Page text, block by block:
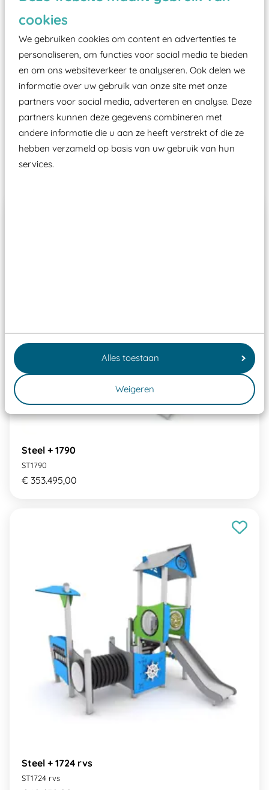
cookies
We gebruiken cookies om content en advertenties te
personaliseren, om functies voor social media te bieden
en om ons websiteverkeer te analyseren. Ook delen we
informatie over uw gebruik van onze site met onze
partners voor social media, adverteren en analyse. Deze
partners kunnen deze gegevens combineren met
andere informatie die u aan ze heeft verstrekt of die ze
hebben verzameld op basis van uw gebruik van hun
services.
Alles toestaan
Weigeren
Elk speeltoestel in de openbare ruimte voorzien
moet zijn van een typekeuring, -plaatje en
certificering, uitgegeven door een Nederlands
aangewezen keuringsinstantie?
Wij ook speeltoestellen kunnen laten keuren zodat
ze toch binnen het Warenwetbesluit Attractie- en
Speeltoestellen vallen?
Past er goed bij
Steel + 1790
ST1790
€ 353.495,00
Steel + 1724 rvs
ST1724 rvs